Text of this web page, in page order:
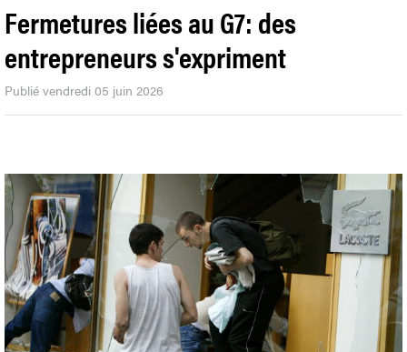
Fermetures liées au G7: des
entrepreneurs s'expriment
Publié vendredi 05 juin 2026